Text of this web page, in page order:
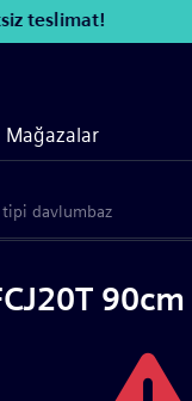
teslimat!
Mağazalar
tipi davlumbaz